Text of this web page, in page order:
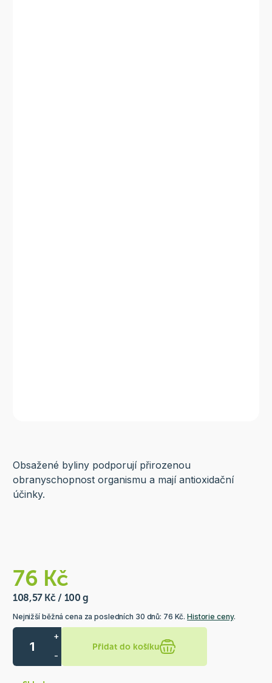
Obsažené byliny podporují přirozenou
obranyschopnost organismu a mají antioxidační
účinky.
76 Kč
108,57 Kč / 100 g
Nejnižší běžná cena za posledních 30 dnů: 76 Kč.Historie ceny.
+
-
Přidat do košíku